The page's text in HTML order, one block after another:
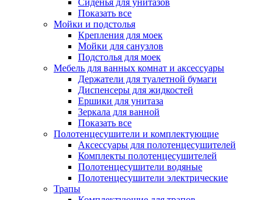
Сиденья для унитазов
Показать все
Мойки и подстолья
Крепления для моек
Мойки для санузлов
Подстолья для моек
Мебель для ванных комнат и аксессуары
Держатели для туалетной бумаги
Диспенсеры для жидкостей
Ершики для унитаза
Зеркала для ванной
Показать все
Полотенцесушители и комплектующие
Аксессуары для полотенцесушителей
Комплекты полотенцесушителей
Полотенцесушители водяные
Полотенцесушители электрические
Трапы